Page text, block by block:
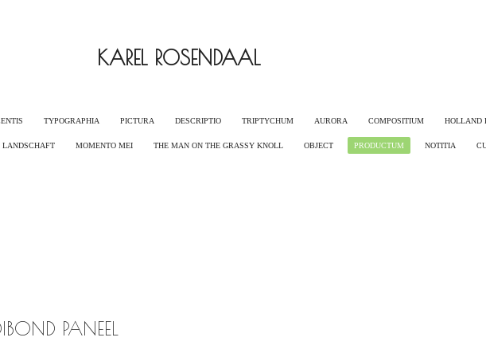
KAREL ROSENDAAL
TYPOGRAPHIA PICTURA DESCRIPTIO TRIPTYCHUM AURORA COMPOSITIUM HOLLAND
LANDSCHAFT MOMENTO MEI THE MAN ON THE GRASSY KNOLL OBJECT PRODUCTUM NOTITIA
PANEEL